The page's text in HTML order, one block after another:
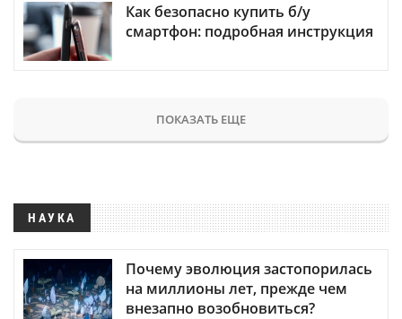
Как безопасно купить б/у
смартфон: подробная инструкция
ПОКАЗАТЬ ЕЩЕ
НАУКА
Почему эволюция застопорилась
на миллионы лет, прежде чем
внезапно возобновиться?